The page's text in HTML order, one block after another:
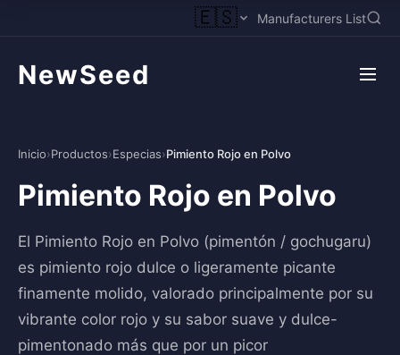
🇪🇸 Manufacturers List
NewSeed
Inicio›Productos›Especias›Pimiento Rojo en Polvo
Pimiento Rojo en Polvo
El Pimiento Rojo en Polvo (pimentón / gochugaru)
es pimiento rojo dulce o ligeramente picante
finamente molido, valorado principalmente por su
vibrante color rojo y su sabor suave y dulce-
pimentonado más que por un picor